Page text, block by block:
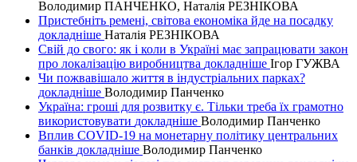
Володимир ПАНЧЕНКО, Наталія РЕЗНІКОВА
Пристебніть ремені, світова економіка йде на посадку
докладнiше Наталія РЕЗНІКОВА
Свій до свого: як і коли в Україні має запрацювати закон
про локалізацію виробництва докладнiше Ігор ГУЖВА
Чи пожвавішало життя в індустріальних парках?
докладнiше Володимир Панченко
Україна: гроші для розвитку є. Тільки треба їх грамотно
використовувати докладнiше Володимир Панченко
Вплив COVID-19 на монетарну політику центральних
банків докладнiше Володимир Панченко